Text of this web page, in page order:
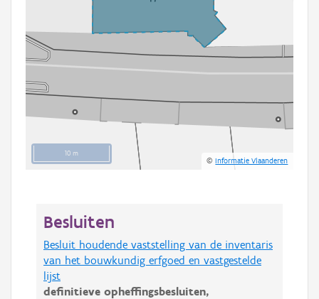
10 m
©Informatie Vlaanderen
Besluiten
Besluit houdende vaststelling van de inventaris
van het bouwkundig erfgoed en vastgestelde
lijst
definitieve opheffingsbesluiten,